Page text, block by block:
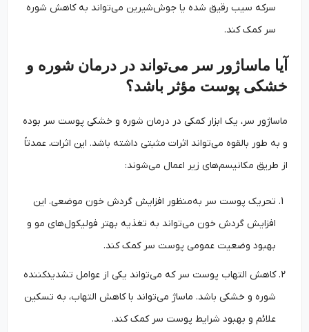
سرکه سیب رقیق شده یا جوش‌شیرین می‌تواند به کاهش شوره
سر کمک کند.
آیا ماساژور سر می‌تواند در درمان شوره و
خشکی پوست مؤثر باشد؟
ماساژور سر، یک ابزار کمکی در درمان شوره و خشکی پوست سر بوده
و به طور بالقوه می‌تواند اثرات مثبتی داشته باشد. این اثرات، عمدتاً
از طریق مکانیسم‌های زیر اعمال می‌شوند:
تحریک پوست سر به‌منظور افزایش گردش خون موضعی. این
افزایش گردش خون می‌تواند به تغذیه بهتر فولیکول‌های مو و
بهبود وضعیت عمومی پوست سر کمک کند.
کاهش التهاب پوست سر که می‌تواند یکی از عوامل تشدیدکننده
شوره و خشکی باشد. ماساژ می‌تواند با کاهش التهاب، به تسکین
علائم و بهبود شرایط پوست سر کمک کند.